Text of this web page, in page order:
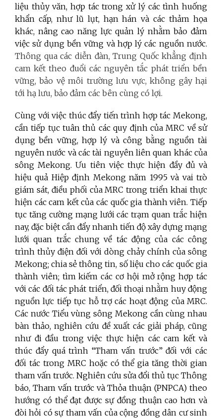
liệu thủy văn, hợp tác trong xử lý các tình huống
khẩn cấp, như lũ lụt, hạn hán và các thảm họa
khác, nâng cao năng lực quản lý nhằm bảo đảm
việc sử dụng bền vững và hợp lý các nguồn nước.
Thông qua các diễn đàn, Trung Quốc khẳng định
cam kết theo đuổi các nguyên tắc phát triển bền
vững, bảo vệ môi trường lưu vực, không gây hại
tới hạ lưu, bảo đảm các bên cùng có lợi.
Cùng với việc thúc đẩy tiến trình hợp tác Mekong,
cần tiếp tục tuân thủ các quy định của MRC về sử
dụng bền vững, hợp lý và công bằng nguồn tài
nguyên nước và các tài nguyên liên quan khác của
sông Mekong. Ưu tiên việc thực hiện đầy đủ và
hiệu quả Hiệp định Mekong năm 1995 và vai trò
giám sát, điều phối của MRC trong triển khai thực
hiện các cam kết của các quốc gia thành viên. Tiếp
tục tăng cường mạng lưới các trạm quan trắc hiện
nay, đặc biệt cần đẩy nhanh tiến độ xây dựng mạng
lưới quan trắc chung về tác động của các công
trình thủy điện đối với dòng chảy chính của sông
Mekong; chia sẻ thông tin, số liệu cho các quốc gia
thành viên; tìm kiếm các cơ hội mở rộng hợp tác
với các đối tác phát triển, đối thoại nhằm huy động
nguồn lực tiếp tục hỗ trợcác hoạt động của MRC.
Các nước Tiểu vùng sông Mekong cần cùng nhau
bàn thảo, nghiên cứu đề xuất các giải pháp, cũng
như đi đầu trong việc thực hiện các cam kết và
thúc đẩy quá trình “Tham vấn trước” đối với các
đối tác trong MRC hoặc có thể gia tăng thời gian
tham vấn trước. Nghiên cứu sửa đổi thủ tục Thông
báo, Tham vấn trước và Thỏa thuận (PNPCA) theo
hướng có thể đạt được sự đồng thuận cao hơn và
đòi hỏi có sự tham vấn của cộng đồng dân cư sinh